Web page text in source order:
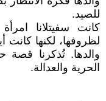
للصيد.
كانت سفيتلانا
لظروفها، لكنها
والدها. تُذكرنا قصة
الحرية والعدالة.